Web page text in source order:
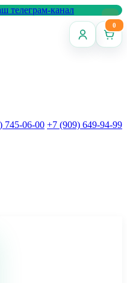
0
745-06-00 +7 (909) 649-94-99